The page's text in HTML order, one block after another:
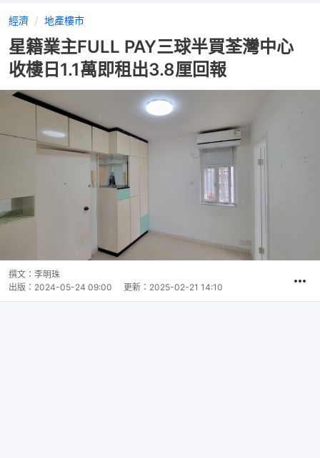
經濟 地產樓市
星籍業主FULL PAY三球半買荃灣中心
收樓日1.1萬即租出3.8厘回報
撰文： 李明珠
出版： 2024-05-24 09:00 更新： 2025-02-21 14:10